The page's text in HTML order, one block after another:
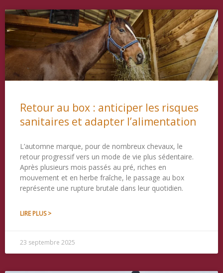
Retour au box : anticiper les risques
sanitaires et adapter l’alimentation
L’automne marque, pour de nombreux chevaux, le
retour progressif vers un mode de vie plus sédentaire.
Après plusieurs mois passés au pré, riches en
mouvement et en herbe fraîche, le passage au box
représente une rupture brutale dans leur quotidien.
LIRE PLUS >
23 septembre 2025